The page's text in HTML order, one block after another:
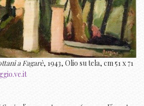
a Fagarè, 1943, Olio su tela, cm 51 x 71